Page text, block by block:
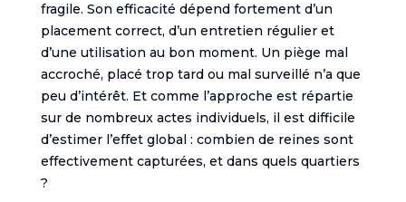
fragile. Son efficacité dépend fortement d’un
placement correct, d’un entretien régulier et
d’une utilisation au bon moment. Un piège mal
accroché, placé trop tard ou mal surveillé n’a que
peu d’intérêt. Et comme l’approche est répartie
sur de nombreux actes individuels, il est difficile
d’estimer l’effet global : combien de reines sont
effectivement capturées, et dans quels quartiers
?